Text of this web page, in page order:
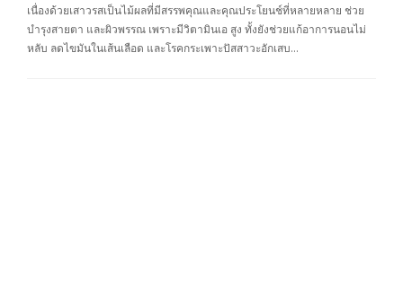
เนื่องด้วยเสาวรสเป็นไม้ผลที่มีสรรพคุณและคุณประโยนช์ที่หลายหลาย ช่วย
บำรุงสายตา และผิวพรรณ เพราะมีวิตามินเอ สูง ทั้งยังช่วยแก้อาการนอนไม่
หลับ ลดไขมันในเส้นเลือด และโรคกระเพาะปัสสาวะอักเสบ…